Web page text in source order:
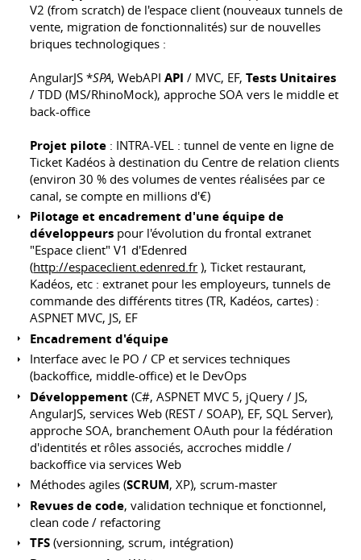
V2 (from scratch) de l'espace client (nouveaux tunnels de
vente, migration de fonctionnalités) sur de nouvelles
briques technologiques :
AngularJS *SPA, WebAPIAPI / MVC, EF,Tests Unitaires
/ TDD (MS/RhinoMock), approche SOA vers le middle et
back-office
Projet pilote : INTRA-VEL : tunnel de vente en ligne de
Ticket Kadéos à destination du Centre de relation clients
(environ 30 % des volumes de ventes réalisées par ce
canal, se compte en millions d'€)
Pilotage et encadrement d'une équipe de
développeurs pour l'évolution du frontal extranet
"Espace client" V1 d'Edenred
(http://espaceclient.edenred.fr ), Ticket restaurant,
Kadéos, etc : extranet pour les employeurs, tunnels de
commande des différents titres (TR, Kadéos, cartes) :
ASPNET MVC, JS, EF
Encadrement d'équipe
Interface avec le PO / CP et services techniques
(backoffice, middle-office) et le DevOps
Développement (C#, ASPNET MVC 5, jQuery / JS,
AngularJS, services Web (REST / SOAP), EF, SQL Server),
approche SOA, branchement OAuth pour la fédération
d'identités et rôles associés, accroches middle /
backoffice via services Web
Méthodes agiles (SCRUM, XP), scrum-master
Revues de code, validation technique et fonctionnel,
clean code / refactoring
TFS (versionning, scrum, intégration)